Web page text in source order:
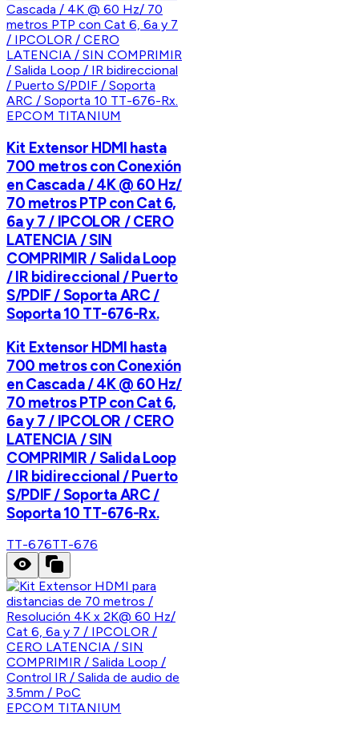
EPCOM TITANIUM
Kit Extensor HDMI hasta
700 metros con Conexión
en Cascada / 4K @ 60 Hz/
70 metros PTP con Cat 6,
6a y 7 / IPCOLOR / CERO
LATENCIA / SIN
COMPRIMIR / Salida Loop
/ IR bidireccional / Puerto
S/PDIF / Soporta ARC /
Soporta 10 TT-676-Rx.
Kit Extensor HDMI hasta
700 metros con Conexión
en Cascada / 4K @ 60 Hz/
70 metros PTP con Cat 6,
6a y 7 / IPCOLOR / CERO
LATENCIA / SIN
COMPRIMIR / Salida Loop
/ IR bidireccional / Puerto
S/PDIF / Soporta ARC /
Soporta 10 TT-676-Rx.
TT-676TT-676
EPCOM TITANIUM